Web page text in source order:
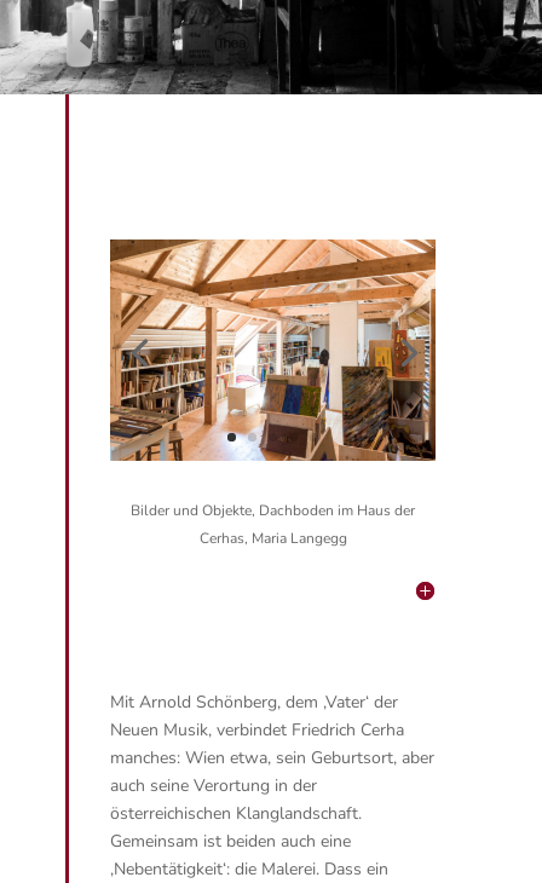
Bilder und Objekte, Dachboden im Haus der
Cerhas, Maria Langegg
Mit Arnold Schönberg, dem ‚Vater‘ der
Neuen Musik, verbindet Friedrich Cerha
manches: Wien etwa, sein Geburtsort, aber
auch seine Verortung in der
österreichischen Klanglandschaft.
Gemeinsam ist beiden auch eine
‚Nebentätigkeit‘: die Malerei. Dass ein